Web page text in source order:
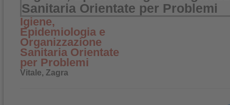
Igiene,
Epidemiologia e
Organizzazione
Sanitaria Orientate
per Problemi
Vitale, Zagra